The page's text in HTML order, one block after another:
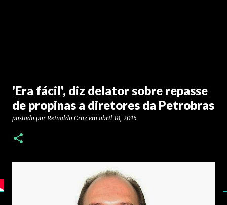
'Era fácil', diz delator sobre repasse
de propinas a diretores da Petrobras
postado por Reinaldo Cruz em abril 18, 2015